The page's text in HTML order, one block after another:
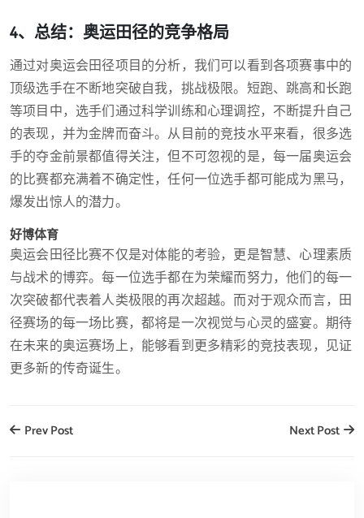
4、总结：奥运田径的竞争格局
通过对奥运会田径项目的分析，我们可以看到各项赛事中的
顶级选手在不断地突破自我，挑战极限。短跑、跳高和长跑
等项目中，选手们通过科学训练和心理调控，不断提升自己
的表现，并为金牌而奋斗。从目前的竞技水平来看，很多选
手的夺金前景都值得关注，但不可忽视的是，每一届奥运会
的比赛都充满着不确定性，任何一位选手都可能成为黑马，
爆发出惊人的潜力。
好博体育
奥运会田径比赛不仅是对体能的考验，更是智慧、心理素质
与战术的博弈。每一位选手都在为荣耀而努力，他们的每一
次突破都代表着人类极限的再次超越。而对于观众而言，田
径赛场的每一场比赛，都将是一次视觉与心灵的盛宴。期待
在未来的奥运赛场上，能够看到更多精彩的竞技表现，见证
更多新的传奇诞生。
Prev Post Next Post